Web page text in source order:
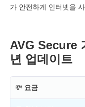
가 안전하게 인터넷을
AVG Secure
년 업데이트
💸 요금